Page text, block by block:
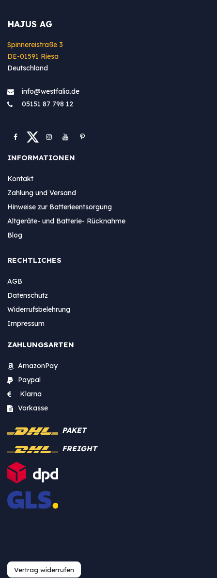
HAJUS AG
Spinnereistraße 3
DE-01591 Riesa
Deutschland
info@westfa​lia.de
05151 87 798 12
INFORMATIONEN
Kontakt
Zahlung und Versand
Hinweise zur Batterieentsorgung
Altgeräte- und Batterie- Rücknahme
Blog
RECHTLICHES
AGB
Datenschutz
Widerrufsbelehrung
Impressum
ZAHLUNGSARTEN
AmazonPay
Paypal
Klarna
Vorkasse
PAKET
FREIGHT
Vertrag widerrufen